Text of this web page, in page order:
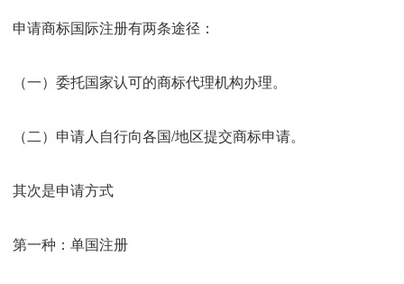
申请商标国际注册有两条途径：
（一）委托国家认可的商标代理机构办理。
（二）申请人自行向各国/地区提交商标申请。
其次是申请方式
第一种：单国注册